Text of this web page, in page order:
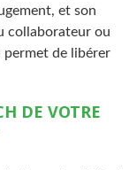
et son
collaborateur ou
de libérer
DE VOTRE